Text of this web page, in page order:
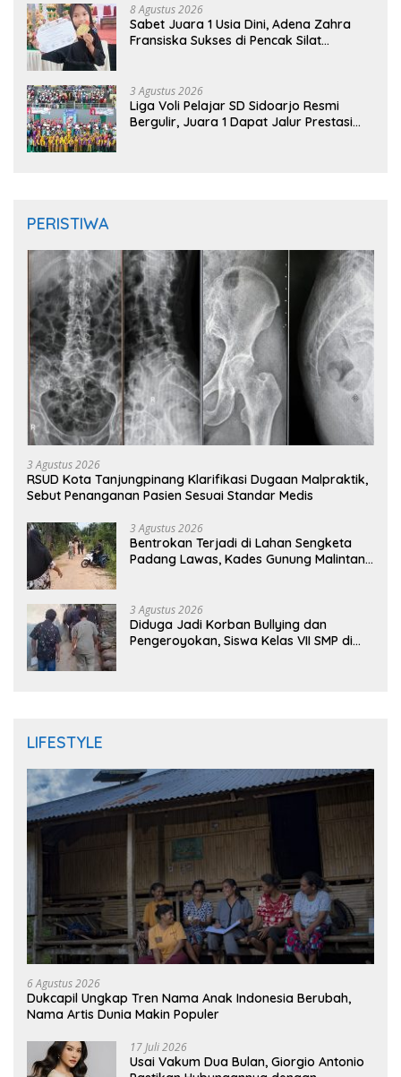
8 Agustus 2026
Sabet Juara 1 Usia Dini, Adena Zahra
Fransiska Sukses di Pencak Silat
3 Agustus 2026
Liga Voli Pelajar SD Sidoarjo Resmi
Bergulir, Juara 1 Dapat Jalur Prestasi
PERISTIWA
3 Agustus 2026
RSUD Kota Tanjungpinang Klarifikasi Dugaan Malpraktik,
Sebut Penanganan Pasien Sesuai Standar Medis
3 Agustus 2026
Bentrokan Terjadi di Lahan Sengketa
Padang Lawas, Kades Gunung Malintang
3 Agustus 2026
Diduga Jadi Korban Bullying dan
Pengeroyokan, Siswa Kelas VII SMP di
LIFESTYLE
6 Agustus 2026
Dukcapil Ungkap Tren Nama Anak Indonesia Berubah,
Nama Artis Dunia Makin Populer
17 Juli 2026
Usai Vakum Dua Bulan, Giorgio Antonio